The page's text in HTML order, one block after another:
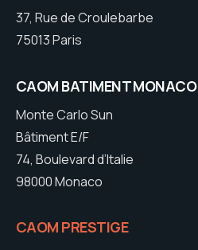
37, Rue de Croulebarbe
75013 Paris
CAOM BATIMENT MONACO
Monte Carlo Sun
Bâtiment E/F
74, Boulevard d’Italie
98000 Monaco
CAOM PRESTIGE